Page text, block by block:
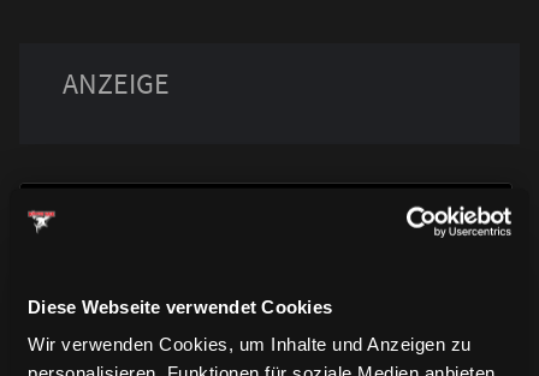
Diese Webseite verwendet Cookies
Wir verwenden Cookies, um Inhalte und Anzeigen zu
TRIKOTS
TRIKOTS